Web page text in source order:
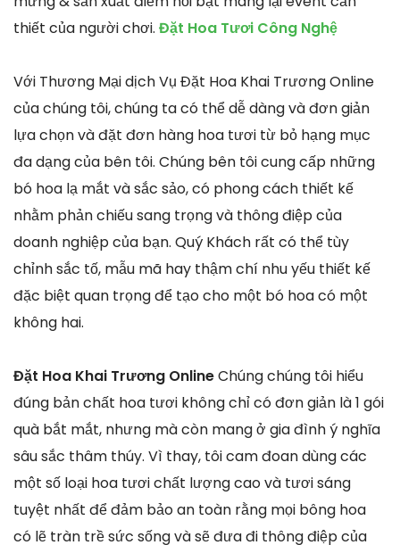
thiết của người chơi. Đặt Hoa Tươi Công Nghệ
Với Thương Mại dịch Vụ Đặt Hoa Khai Trương Online
của chúng tôi, chúng ta có thể dễ dàng và đơn giản
lựa chọn và đặt đơn hàng hoa tươi từ bỏ hạng mục
đa dạng của bên tôi. Chúng bên tôi cung cấp những
bó hoa lạ mắt và sắc sảo, có phong cách thiết kế
nhằm phản chiếu sang trọng và thông điệp của
doanh nghiệp của bạn. Quý Khách rất có thể tùy
chỉnh sắc tố, mẫu mã hay thậm chí nhu yếu thiết kế
đặc biệt quan trọng để tạo cho một bó hoa có một
không hai.
Đặt Hoa Khai Trương OnlineChúng chúng tôi hiểu
đúng bản chất hoa tươi không chỉ có đơn giản là 1 gói
quà bắt mắt, nhưng mà còn mang ở gia đình ý nghĩa
sâu sắc thâm thúy. Vì thay, tôi cam đoan dùng các
một số loại hoa tươi chất lượng cao và tươi sáng
tuyệt nhất để đảm bảo an toàn rằng mọi bông hoa
có lẽ tràn trề sức sống và sẽ đưa đi thông điệp của